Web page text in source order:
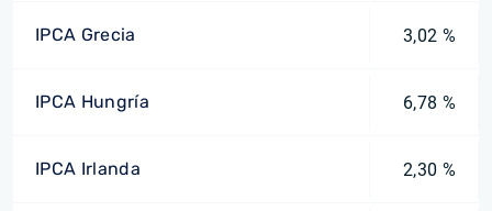
IPCA Grecia 3,02 %
IPCA Hungría 6,78 %
IPCA Irlanda 2,30 %